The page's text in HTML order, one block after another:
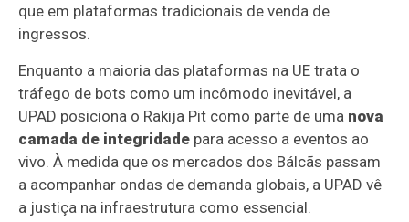
que em plataformas tradicionais de venda de
ingressos.
Enquanto a maioria das plataformas na UE trata o
tráfego de bots como um incômodo inevitável, a
UPAD posiciona o Rakija Pit como parte de uma nova
camada de integridade para acesso a eventos ao
vivo. À medida que os mercados dos Bálcãs passam
a acompanhar ondas de demanda globais, a UPAD vê
a justiça na infraestrutura como essencial.